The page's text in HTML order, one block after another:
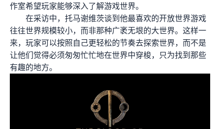
作室希望玩家能够深入了解游戏世界。
在采访中，托马谢维茨谈到他最喜欢的开放世界游戏
往往世界规模较小，而非那种广袤无垠的大世界。这样一
来，玩家可以按照自己更轻松的节奏去探索世界，而不是
让他们觉得必须匆匆忙忙地在世界中穿梭，只为找到那些
有趣的地方。